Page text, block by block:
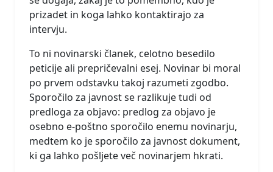
prizadet in koga lahko kontaktirajo za
intervju.
To ni novinarski članek, celotno besedilo
peticije ali prepričevalni esej. Novinar bi moral
po prvem odstavku takoj razumeti zgodbo.
Sporočilo za javnost se razlikuje tudi od
predloga za objavo: predlog za objavo je
osebno e-poštno sporočilo enemu novinarju,
medtem ko je sporočilo za javnost dokument,
ki ga lahko pošljete več novinarjem hkrati.